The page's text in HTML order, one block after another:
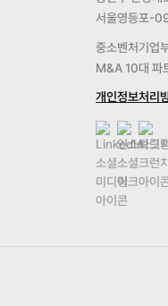
서울영등포-
중소벤처기업
M&A 10대 파
개인정보처리